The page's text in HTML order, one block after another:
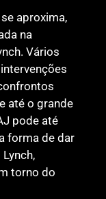
aproxima,
na
Vários
até o grande
pode até
forma de dar
torno do